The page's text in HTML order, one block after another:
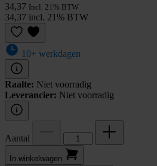
34,37 Incl. 21% BTW
34,37 incl. 21% BTW
10+ werkdagen
Raalte: Niet voorradig
Leverancier: Niet voorradig
Aantal
In winkel­wagen